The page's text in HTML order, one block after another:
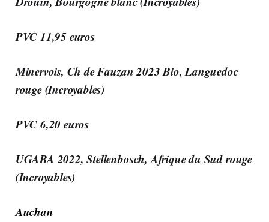
PVC 11,95 euros
Minervois, Ch de Fauzan 2023 Bio, Languedoc
rouge (Incroyables)
PVC 6,20 euros
UGABA 2022, Stellenbosch, Afrique du Sud rouge
(Incroyables)
Auchan